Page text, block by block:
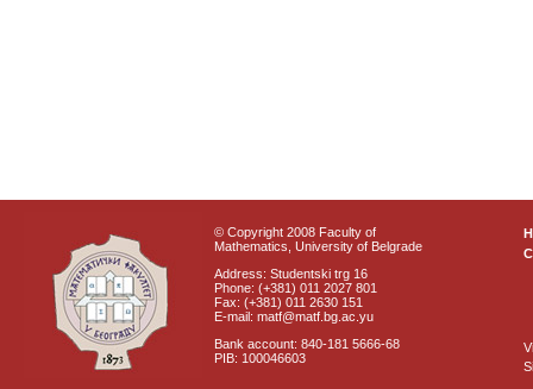
© Copyright 2008 Faculty of
Mathematics, University of Belgrade
Address: Studentski trg 16
Phone: (+381) 011 2027 801
Fax: (+381) 011 2630 151
E-mail: matf@matf.bg.ac.yu
Bank account: 840-181 5666-68
PIB: 100046603